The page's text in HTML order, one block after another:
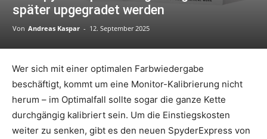
später upgegradet werden
Von Andreas Kaspar - 12. September 2025
Wer sich mit einer optimalen Farbwiedergabe
beschäftigt, kommt um eine Monitor-Kalibrierung nicht
herum – im Optimalfall sollte sogar die ganze Kette
durchgängig kalibriert sein. Um die Einstiegskosten
weiter zu senken, gibt es den neuen SpyderExpress von